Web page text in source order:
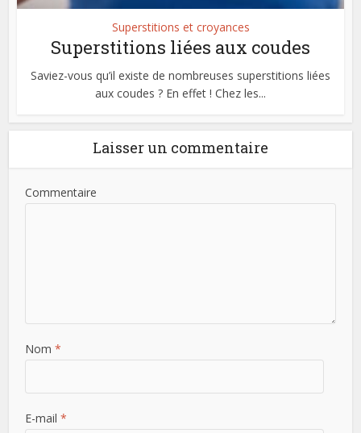
Superstitions et croyances
Superstitions liées aux coudes
Saviez-vous qu’il existe de nombreuses superstitions liées
aux coudes ? En effet ! Chez les...
Laisser un commentaire
Commentaire
Nom*
E-mail*